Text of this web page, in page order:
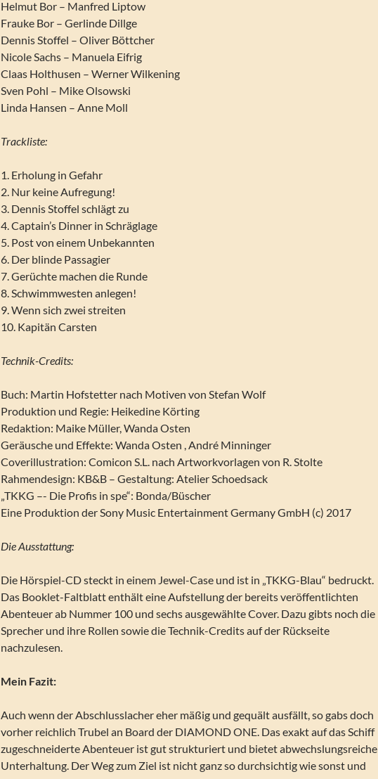
Helmut Bor – Manfred Liptow
Frauke Bor – Gerlinde Dillge
Dennis Stoffel – Oliver Böttcher
Nicole Sachs – Manuela Eifrig
Claas Holthusen – Werner Wilkening
Sven Pohl – Mike Olsowski
Linda Hansen – Anne Moll
Trackliste:
1. Erholung in Gefahr
2. Nur keine Aufregung!
3. Dennis Stoffel schlägt zu
4. Captain’s Dinner in Schräglage
5. Post von einem Unbekannten
6. Der blinde Passagier
7. Gerüchte machen die Runde
8. Schwimmwesten anlegen!
9. Wenn sich zwei streiten
10. Kapitän Carsten
Technik-Credits:
Buch: Martin Hofstetter nach Motiven von Stefan Wolf
Produktion und Regie: Heikedine Körting
Redaktion: Maike Müller, Wanda Osten
Geräusche und Effekte: Wanda Osten , André Minninger
Coverillustration: Comicon S.L. nach Artworkvorlagen von R. Stolte
Rahmendesign: KB&B – Gestaltung: Atelier Schoedsack
„TKKG –- Die Profis in spe“: Bonda/Büscher
Eine Produktion der Sony Music Entertainment Germany GmbH (c) 2017
Die Ausstattung:
Die Hörspiel-CD steckt in einem Jewel-Case und ist in „TKKG-Blau“ bedruckt.
Das Booklet-Faltblatt enthält eine Aufstellung der bereits veröffentlichten
Abenteuer ab Nummer 100 und sechs ausgewählte Cover. Dazu gibts noch die
Sprecher und ihre Rollen sowie die Technik-Credits auf der Rückseite
nachzulesen.
Mein Fazit:
Auch wenn der Abschlusslacher eher mäßig und gequält ausfällt, so gabs doch
vorher reichlich Trubel an Board der DIAMOND ONE. Das exakt auf das Schiff
zugeschneiderte Abenteuer ist gut strukturiert und bietet abwechslungsreiche
Unterhaltung. Der Weg zum Ziel ist nicht ganz so durchsichtig wie sonst und